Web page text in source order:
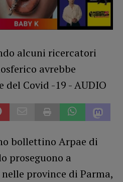
bollettino Arpae di
proseguono a
province di Parma,